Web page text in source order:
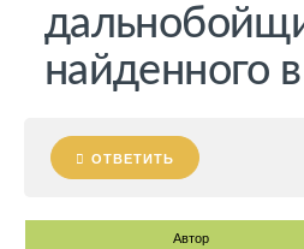
найденного
ОТВЕТИТЬ
Автор